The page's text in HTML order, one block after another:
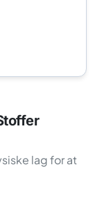
lag for at